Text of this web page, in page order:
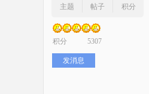
主题
帖子
积分
积分 5307
发消息